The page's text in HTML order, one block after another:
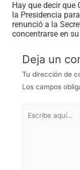
Hay que decir que
la Presidencia
renunció a la
concentrarse en
Deja un
Tu dirección de
Los campos